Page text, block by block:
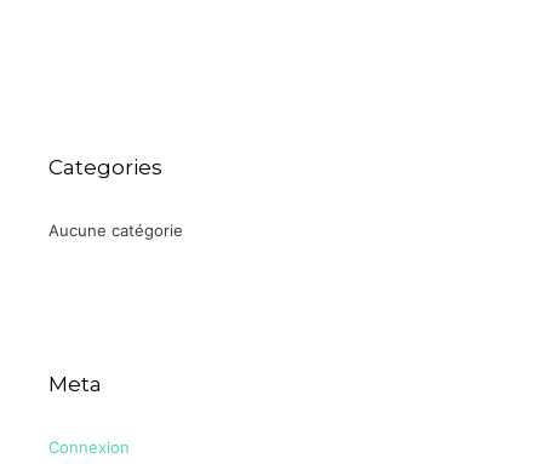
Categories
Aucune catégorie
Meta
Connexion